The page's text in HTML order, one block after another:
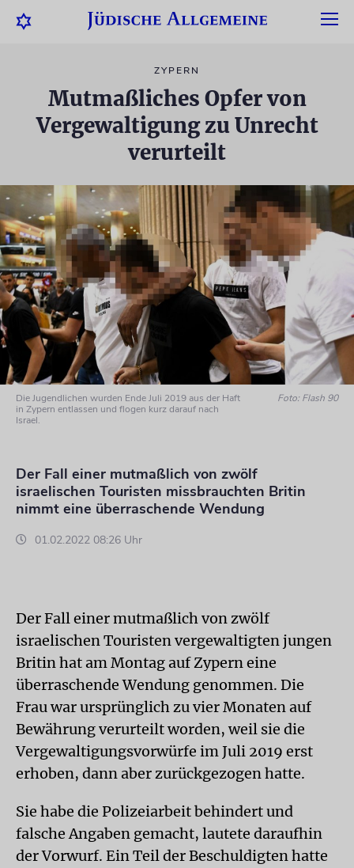
ZYPERN
Mutmaßliches Opfer von
Vergewaltigung zu Unrecht
verurteilt
Die Jugendlichen wurden Ende Juli 2019 aus der Haft
in Zypern entlassen und flogen kurz darauf nach
Israel.
Foto: Flash 90
Der Fall einer mutmaßlich von zwölf
israelischen Touristen missbrauchten Britin
nimmt eine überraschende Wendung
01.02.2022 08:26 Uhr
Der Fall einer mutmaßlich von zwölf
israelischen Touristen vergewaltigten jungen
Britin hat am Montag auf Zypern eine
überraschende Wendung genommen. Die
Frau war ursprünglich zu vier Monaten auf
Bewährung verurteilt worden, weil sie die
Vergewaltigungsvorwürfe im Juli 2019 erst
erhoben, dann aber zurückgezogen hatte.
Sie habe die Polizeiarbeit behindert und
falsche Angaben gemacht, lautete daraufhin
der Vorwurf. Ein Teil der Beschuldigten hatte